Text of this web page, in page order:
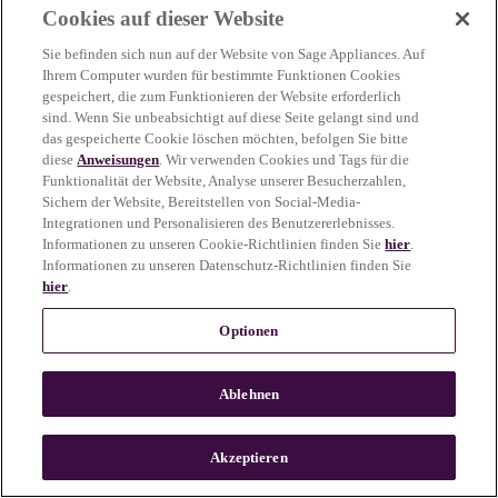
more information)
n
Cookies auf dieser Website
Sie befinden sich nun auf der Website von Sage Appliances. Auf
Ihrem Computer wurden für bestimmte Funktionen Cookies
gespeichert, die zum Funktionieren der Website erforderlich
sind. Wenn Sie unbeabsichtigt auf diese Seite gelangt sind und
das gespeicherte Cookie löschen möchten, befolgen Sie bitte
dieseAnweisungen. Wir verwenden Cookies und Tags für die
Funktionalität der Website, Analyse unserer Besucherzahlen,
Sichern der Website, Bereitstellen von Social-Media-
Integrationen und Personalisieren des Benutzererlebnisses.
Informationen zu unseren Cookie-Richtlinien finden Siehier.
Informationen zu unseren Datenschutz-Richtlinien finden Sie
hier.
Optionen
Ablehnen
Akzeptieren